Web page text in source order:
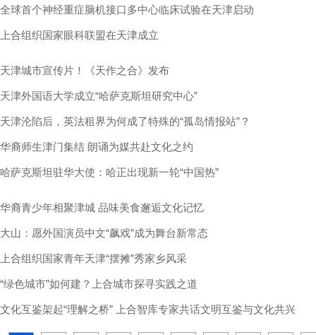
全球首个神经重症脑机接口多中心临床试验在天津启动
上合组织国家眼科联盟在天津成立
天津城市宣传片！《天作之合》发布
天津外国语大学成立“哈萨克斯坦研究中心”
天津沦陷后，英法租界为何成了特殊的“孤岛情报站”？
华裔师生津门集结 朗诵为媒共赴文化之约
哈萨克斯坦驻华大使：哈正出现新一轮“中国热”
华裔青少年相聚津城 品味美食邂逅文化记忆
大山：愿外国演员中文“飙戏”成为舞台新常态
上合组织国家青年天津“摆摊”秀家乡风采
“绿色城市”如何建？上合城市探寻实践之道
文化互鉴架起“理解之桥” 上合智库专家共话文明互鉴与文化共兴